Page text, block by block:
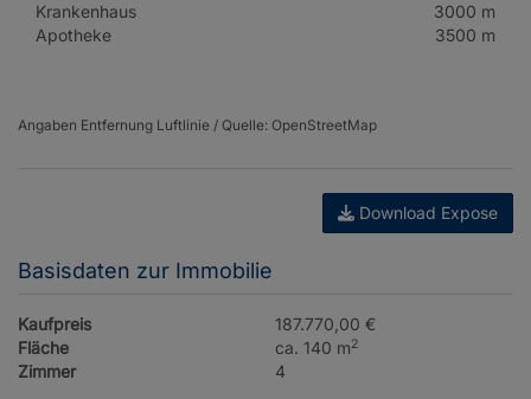
Krankenhaus
3000 m
Apotheke
3500 m
Angaben Entfernung Luftlinie / Quelle: OpenStreetMap
Download Expose
Basisdaten zur Immobilie
Kaufpreis
187.770,00 €
Fläche
ca. 140 m2
Zimmer 4